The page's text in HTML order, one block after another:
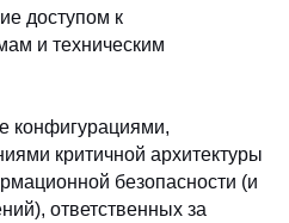
доступом к
и техническим
конфигурациями,
критичной архитектуры
безопасности (и
ответственных за